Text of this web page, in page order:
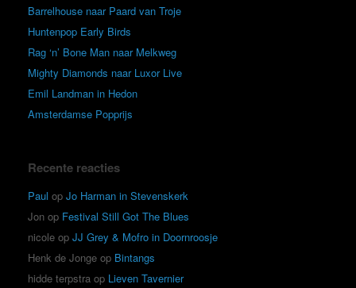
Barrelhouse naar Paard van Troje
Huntenpop Early Birds
Rag ‘n’ Bone Man naar Melkweg
Mighty Diamonds naar Luxor Live
Emil Landman in Hedon
Amsterdamse Popprijs
Recente reacties
Paul op Jo Harman in Stevenskerk
Jon op Festival Still Got The Blues
nicole op JJ Grey & Mofro in Doornroosje
Henk de Jonge op Bintangs
hidde terpstra op Lieven Tavernier